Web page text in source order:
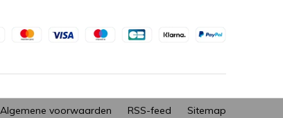
Algemene voorwaarden RSS-feed Sitemap